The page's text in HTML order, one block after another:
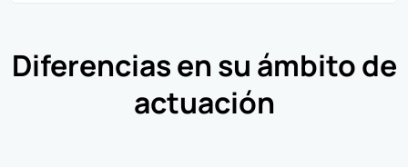
Diferencias en su ámbito de
actuación